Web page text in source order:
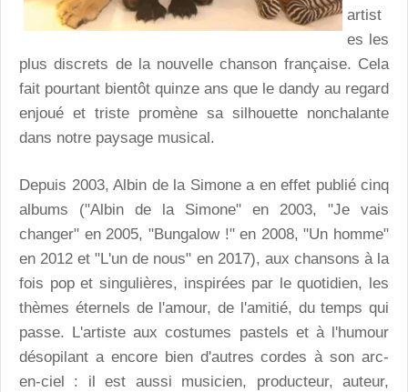
artist
es les
plus discrets de la nouvelle chanson française. Cela
fait pourtant bientôt quinze ans que le dandy au regard
enjoué et triste promène sa silhouette nonchalante
dans notre paysage musical.
Depuis 2003, Albin de la Simone a en effet publié cinq
albums ("Albin de la Simone" en 2003, "Je vais
changer" en 2005, "Bungalow !" en 2008, "Un homme"
en 2012 et "L'un de nous" en 2017), aux chansons à la
fois pop et singulières, inspirées par le quotidien, les
thèmes éternels de l'amour, de l'amitié, du temps qui
passe. L'artiste aux costumes pastels et à l'humour
désopilant a encore bien d'autres cordes à son arc-
en-ciel : il est aussi musicien, producteur, auteur,